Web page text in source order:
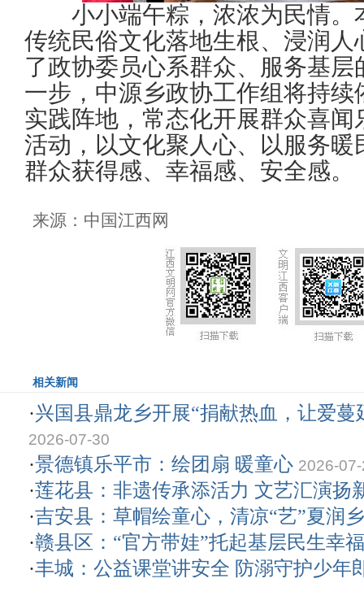
小小端午粽，浓浓为民情。
传统民俗文化落地生根、浸润人
了政协委员心系群众、服务基层
一步，中源乡政协工作组将持续
实践阵地，常态化开展群众喜闻
活动，以文化聚人心、以服务暖
群众获得感、幸福感、安全感。
来源：中国江西网
相关新闻
·兴国县鼎龙乡开展“捐献热血，让爱蔓
2026-07-30
·景德镇乐平市：绘团扇 暖童心 2026-
·莲花县：非遗传承添活力 文艺汇演扬
·吉安县：草帽绘童心，清凉“艺”夏润
·赣县区：“官方带娃”托起基层民生幸福
·丰城：公益课堂讲安全 防溺守护少年